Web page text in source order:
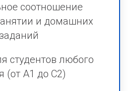
соотношение
и домашних
заданий
студентов любого
(от А1 до С2)